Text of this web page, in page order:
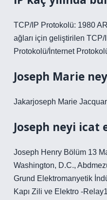
TCP/IP Protokolü: 1980
ağları için geliştirilen
Protokolü/İnternet
Joseph Marie
Jakarjoseph Marie
Joseph neyi icat
Joseph Henry Bölüm 13
Washington, D.C.,
Grund Elektromanyetik
Kapı Zili ve Elektro -